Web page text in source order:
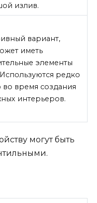
излив.
вариант,
иметь
элементы
редко
во время создания
интерьеров.
могут быть